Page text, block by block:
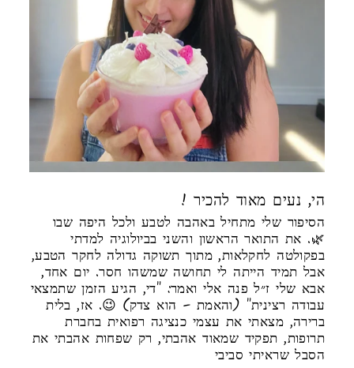
! הי, נעים מאוד להכיר
הסיפור שלי מתחיל באהבה לטבע ולכל היפה שבו
🌿. את התואר הראשון והשני בביולוגיה למדתי
בפקולטה לחקלאות, מתוך תשוקה גדולה לחקר הטבע,
אבל תמיד הייתה לי תחושה שמשהו חסר. יום אחד,
אבא שלי ז״ל פנה אלי ואמר: "די, הגיע הזמן שתמצאי
עבודה רצינית" (והאמת – הוא צדק) 😉. אז, בלית
ברירה, מצאתי את עצמי כנציגה רפואית בחברת
תרופות, תפקיד שמאוד אהבתי, רק שפחות אהבתי את
הסבל שראיתי סביבי